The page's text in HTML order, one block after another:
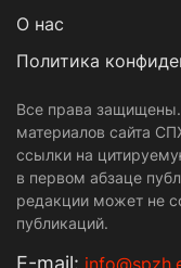
О нас
Политика
Все права
материалов сайта
ссылки на
в первом абзаце
редакции может не
публикаций.
Е-mail: